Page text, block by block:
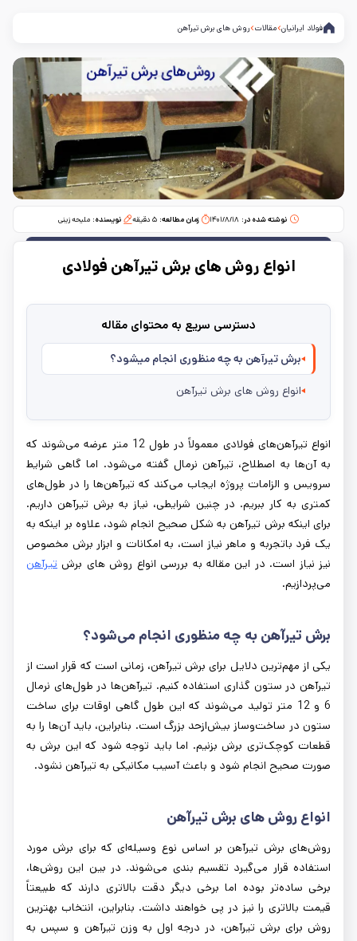
فولاد ایرانیان مقالات روش های برش تیرآهن
نوشته شده در: ۱۴۰۱/۸/۱۸ زمان مطالعه:‌ ۵ دقیقه نویسنده: ملیحه زینی
انواع روش‌ های برش تیرآهن فولادی
دسترسی سریع به محتوای مقاله
برش تیرآهن به چه منظوری انجام میشود؟
انواع روش های برش تیرآهن
انواع تیرآهن‌های فولادی معمولاً در طول 12 متر عرضه می‌شوند که
به آن‌ها به اصطلاح، تیرآهن نرمال گفته می‌شود. اما گاهی شرایط
سرویس و الزامات پروژه ایجاب می‌کند که تیرآهن‌ها را در طول‌های
کمتری به کار ببریم. در چنین شرایطی، نیاز به برش تیرآهن داریم.
برای اینکه برش تیرآهن به شکل صحیح انجام شود، علاوه بر اینکه به
یک فرد باتجربه و ماهر نیاز است، به امکانات و ابزار برش مخصوص
نیز نیاز است. در این مقاله به بررسی انواع روش ‌های برش تیرآهن
می‌پردازیم.
برش تیرآهن به چه منظوری انجام می‌شود؟
یکی از مهم‌ترین دلایل برای برش تیرآهن، زمانی است که قرار است از
تیرآهن در ستون گذاری استفاده کنیم. تیرآهن‌ها در طول‌های نرمال
6 و 12 متر تولید می‌شوند که این طول گاهی اوقات برای ساخت
ستون در ساخت‌وساز بیش‌ازحد بزرگ است. بنابراین، باید آن‌ها را به
قطعات کوچک‌تری برش بزنیم. اما باید توجه شود که این برش به
صورت صحیح انجام شود و باعث آسیب مکانیکی به تیرآهن نشود.
انواع روش ‌های برش تیرآهن
روش‌های برش تیرآهن بر اساس نوع وسیله‌ای که برای برش مورد
استفاده قرار می‌گیرد تقسیم بندی می‌شوند. در بین این روش‌ها،
برخی ساده‌تر بوده اما برخی دیگر دقت بالاتری دارند که طبیعتاً
قیمت بالاتری را نیز در پی خواهند داشت. بنابراین، انتخاب بهترین
روش برای برش تیرآهن، در درجه اول به وزن تیرآهن و سپس به